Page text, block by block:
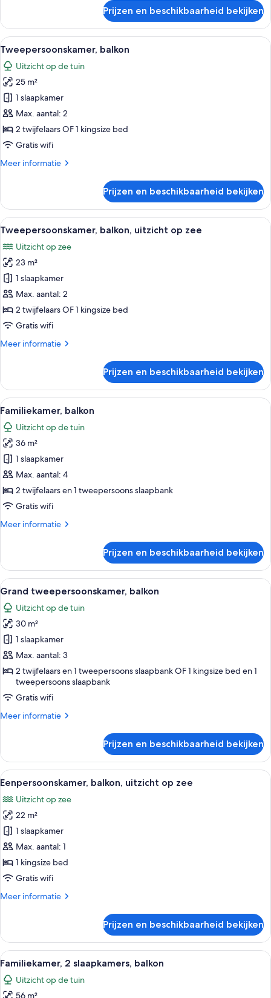
balkon,
uitzicht
op
zee
Prijzen en beschikbaarheid bekijken
Alle
foto's
voor
Tweepersoonskamer,
balkon
laden
Een hotelkamer met een bed, een
5
Tweepersoonskamer, balkon
Uitzicht op de tuin
25 m²
1 slaapkamer
Max. aantal: 2
2 twijfelaars OF 1 kingsize bed
Gratis wifi
Meer informatie
Meer
balkon
Prijzen en beschikbaarheid bekijken
Alle
foto's
voor
Tweepersoonskamer,
balkon,
uitzicht
op
zee
Een hotelkamer met een bed, een
5
Tweepersoonskamer, balkon, uitzicht op zee
Uitzicht op zee
23 m²
1 slaapkamer
Max. aantal: 2
2 twijfelaars OF 1 kingsize bed
Gratis wifi
Meer informatie
Meer
balkon,
uitzicht
op
zee
Prijzen en beschikbaarheid bekijken
Alle
foto's
voor
Familiekamer,
balkon
laden
Een hotelkamer met een groot bed,
5
Familiekamer, balkon
Uitzicht op de tuin
36 m²
1 slaapkamer
Max. aantal: 4
2 twijfelaars en 1 tweepersoons slaapbank
Gratis wifi
Meer informatie
Meer
balkon
Prijzen en beschikbaarheid bekijken
Alle
foto's
voor
Grand
tweepersoonskamer,
balkon
laden
Een hotelkamer met een groot bed,
5
Grand tweepersoonskamer, balkon
Uitzicht op de tuin
30 m²
1 slaapkamer
Max. aantal: 3
2 twijfelaars en 1 tweepersoons slaapbank OF 1 kingsize bed en 1
tweepersoons slaapbank
Gratis wifi
Meer informatie
Meer
tweepersoonskamer,
balkon
Prijzen en beschikbaarheid bekijken
Alle
foto's
voor
Eenpersoonskamer,
balkon,
uitzicht
op
zee
Een hotelkamer met een bed, een
5
Eenpersoonskamer, balkon, uitzicht op zee
Uitzicht op zee
22 m²
1 slaapkamer
Max. aantal: 1
1 kingsize bed
Gratis wifi
Meer informatie
Meer
balkon,
uitzicht
op
zee
Prijzen en beschikbaarheid bekijken
Alle
foto's
voor
Een hotelkamer met een groot bed,
6
Familiekamer, 2 slaapkamers, balkon
Uitzicht op de tuin
56 m²